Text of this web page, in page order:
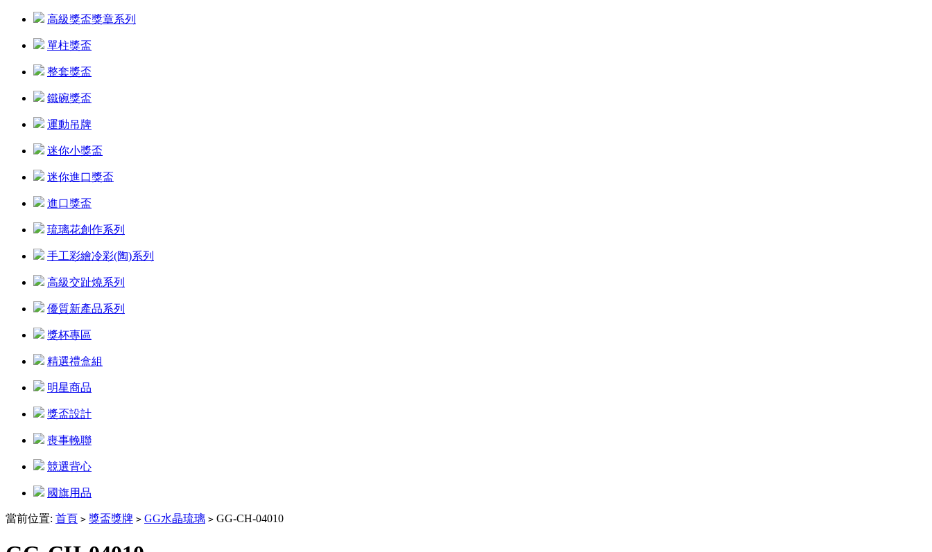
高級獎盃獎章系列
單柱獎盃
整套獎盃
鐵碗獎盃
運動吊牌
迷你小獎盃
迷你進口獎盃
進口獎盃
琉璃花創作系列
手工彩繪冷彩(陶)系列
高級交趾燒系列
優質新產品系列
獎杯專區
精選禮盒組
明星商品
獎盃設計
喪事輓聯
競選背心
國旗用品
當前位置: 首頁 > 獎盃獎牌 > GG水晶琉璃 > GG-CH-04010